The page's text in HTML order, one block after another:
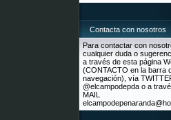
Contacta con nosotros
Para contactar con
cualquier duda o
a través de esta página
(CONTACTO en la barra
navegación), vía
@elcampodepda o a
MAIL